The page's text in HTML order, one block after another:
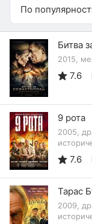
По
Битва
2015,
7.6
9 рота
2005,
7.6
Тарас
2009,